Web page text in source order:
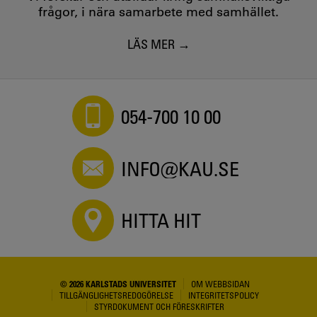
frågor, i nära samarbete med samhället.
LÄS MER
054-700 10 00
INFO@KAU.SE
HITTA HIT
© 2026 KARLSTADS UNIVERSITET
OM WEBBSIDAN
TILLGÄNGLIGHETSREDOGÖRELSE
INTEGRITETSPOLICY
STYRDOKUMENT OCH FÖRESKRIFTER